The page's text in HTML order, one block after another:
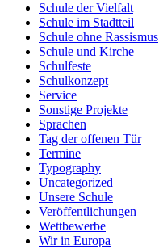
Schule der Vielfalt
Schule im Stadtteil
Schule ohne Rassismus
Schule und Kirche
Schulfeste
Schulkonzept
Service
Sonstige Projekte
Sprachen
Tag der offenen Tür
Termine
Typography
Uncategorized
Unsere Schule
Veröffentlichungen
Wettbewerbe
Wir in Europa